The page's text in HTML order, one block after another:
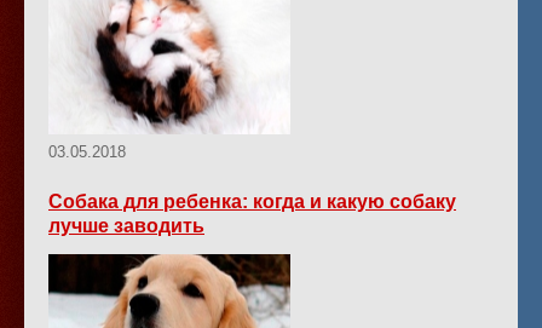
03.05.2018
Собака для ребенка: когда и какую собаку
лучше заводить